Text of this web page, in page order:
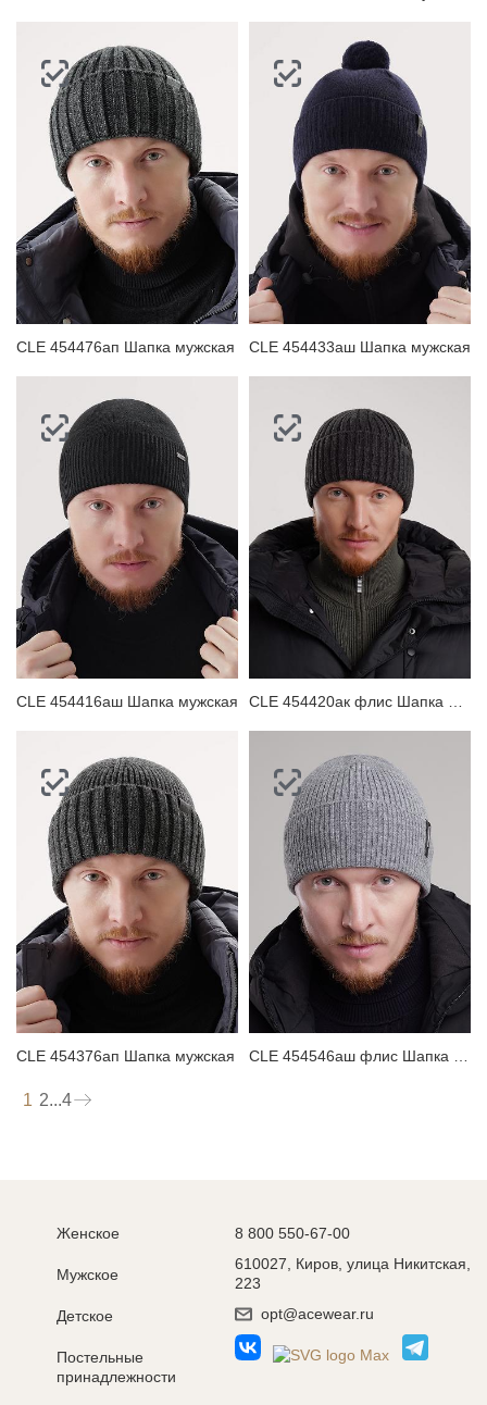
CLE 454476ап Шапка мужская CLE 454433аш Шапка мужская
CLE 454416аш Шапка мужская
CLE 454376ап Шапка мужская CLE 454546аш флис Шапка мужская
1 2...4
Женское
Мужское
Детское
Постельные
принадлежности
8 800 550-67-00
610027, Киров, улица Никитская,
223
opt@acewear.ru